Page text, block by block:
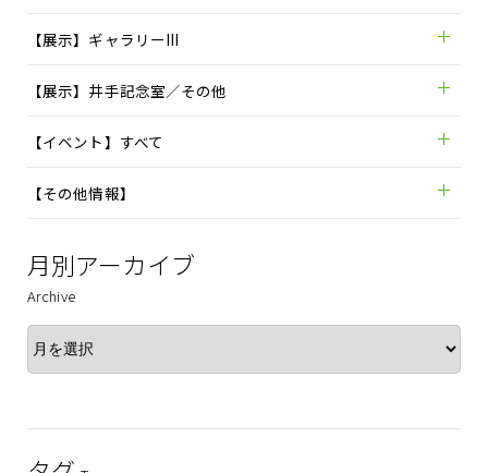
【展示】ギャラリーIII
【展示】井手記念室／その他
【イベント】すべて
【その他情報】
月別アーカイブ
Archive